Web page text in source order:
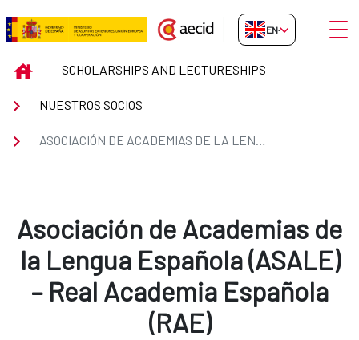
Skip to Main Content
Asociación de Academias de la
EN-GB
INICIOSCHOLARSHIPS AND LECTURESHIPS
NUESTROS SOCIOS
ASOCIACIÓN DE ACADEMIAS DE LA LENGUA – REAL ACADEMIA ESPAÑOLA
Asociación de Academias de
la Lengua Española (ASALE)
– Real Academia Española
(RAE)